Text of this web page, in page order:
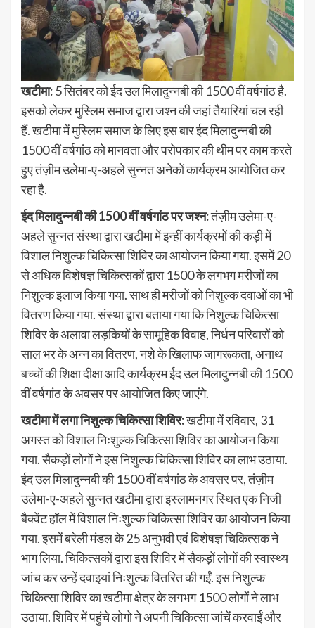
खटीमा:5 सितंबर को ईद उल मिलादुन्नबी की 1500 वीं वर्षगांठ है.
इसको लेकर मुस्लिम समाज द्वारा जश्न की जहां तैयारियां चल रही
हैं. खटीमा में मुस्लिम समाज के लिए इस बार ईद मिलादुन्नबी की
1500 वीं वर्षगांठ को मानवता और परोपकार की थीम पर काम करते
हुए तंज़ीम उलेमा-ए-अहले सुन्नत अनेकों कार्यक्रम आयोजित कर
रहा है.
ईद मिलादुन्नबी की 1500 वीं वर्षगांठ पर जश्न:तंज़ीम उलेमा-ए-
अहले सुन्नत संस्था द्वारा खटीमा में इन्हीं कार्यक्रमों की कड़ी में
विशाल निशुल्क चिकित्सा शिविर का आयोजन किया गया. इसमें 20
से अधिक विशेषज्ञ चिकित्सकों द्वारा 1500 के लगभग मरीजों का
निशुल्क इलाज किया गया. साथ ही मरीजों को निशुल्क दवाओं का भी
वितरण किया गया. संस्था द्वारा बताया गया कि निशुल्क चिकित्सा
शिविर के अलावा लड़कियों के सामूहिक विवाह, निर्धन परिवारों को
साल भर के अन्न का वितरण, नशे के खिलाफ जागरूकता, अनाथ
बच्चों की शिक्षा दीक्षा आदि कार्यक्रम ईद उल मिलादुन्नबी की 1500
वीं वर्षगांठ के अवसर पर आयोजित किए जाएंगे.
खटीमा में लगा निशुल्क चिकित्सा शिविर:खटीमा में रविवार, 31
अगस्त को विशाल निःशुल्क चिकित्सा शिविर का आयोजन किया
गया. सैकड़ों लोगों ने इस निशुल्क चिकित्सा शिविर का लाभ उठाया.
ईद उल मिलादुन्नबी की 1500 वीं वर्षगांठ के अवसर पर, तंज़ीम
उलेमा-ए-अहले सुन्नत खटीमा द्वारा इस्लामनगर स्थित एक निजी
बैक्वेंट हॉल में विशाल निःशुल्क चिकित्सा शिविर का आयोजन किया
गया. इसमें बरेली मंडल के 25 अनुभवी एवं विशेषज्ञ चिकित्सक ने
भाग लिया. चिकित्सकों द्वारा इस शिविर में सैकड़ों लोगों की स्वास्थ्य
जांच कर उन्हें दवाइयां निःशुल्क वितरित की गईं. इस निशुल्क
चिकित्सा शिविर का खटीमा क्षेत्र के लगभग 1500 लोगों ने लाभ
उठाया. शिविर में पहुंचे लोगो ने अपनी चिकित्सा जांचें करवाईं और